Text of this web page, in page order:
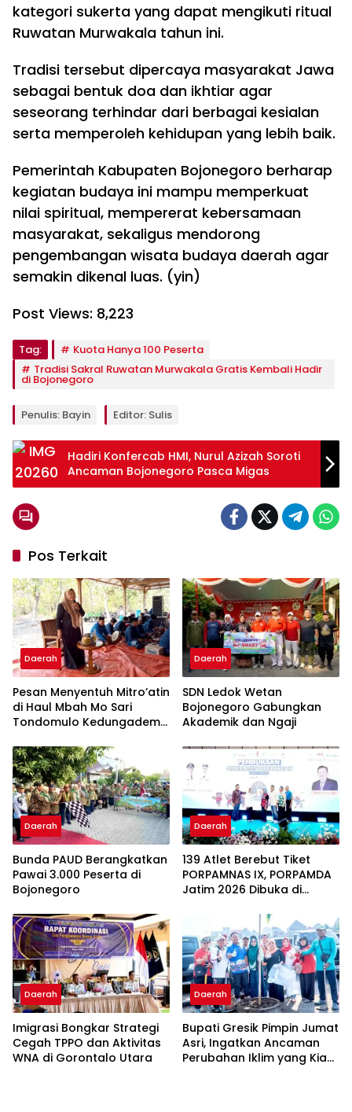
kategori sukerta yang dapat mengikuti ritual
Ruwatan Murwakala tahun ini.
Tradisi tersebut dipercaya masyarakat Jawa
sebagai bentuk doa dan ikhtiar agar
seseorang terhindar dari berbagai kesialan
serta memperoleh kehidupan yang lebih baik.
Pemerintah Kabupaten Bojonegoro berharap
kegiatan budaya ini mampu memperkuat
nilai spiritual, mempererat kebersamaan
masyarakat, sekaligus mendorong
pengembangan wisata budaya daerah agar
semakin dikenal luas. (yin)
Post Views: 8,223
Tag:
Kuota Hanya 100 Peserta
Tradisi Sakral Ruwatan Murwakala Gratis Kembali Hadir
di Bojonegoro
Penulis: Bayin Editor: Sulis
Hadiri Konfercab HMI, Nurul Azizah Soroti
Ancaman Bojonegoro Pasca Migas
Pos Terkait
Daerah
Pesan Menyentuh Mitro’atin
di Haul Mbah Mo Sari
Tondomulo Kedungadem
Bekal Akhirat
Daerah
SDN Ledok Wetan
Bojonegoro Gabungkan
Akademik dan Ngaji
Daerah
Bunda PAUD Berangkatkan
Pawai 3.000 Peserta di
Bojonegoro
Daerah
139 Atlet Berebut Tiket
PORPAMNAS IX, PORPAMDA
Jatim 2026 Dibuka di
Daerah
Imigrasi Bongkar Strategi
Cegah TPPO dan Aktivitas
WNA di Gorontalo Utara
Daerah
Bupati Gresik Pimpin Jumat
Asri, Ingatkan Ancaman
Perubahan Iklim yang Kian